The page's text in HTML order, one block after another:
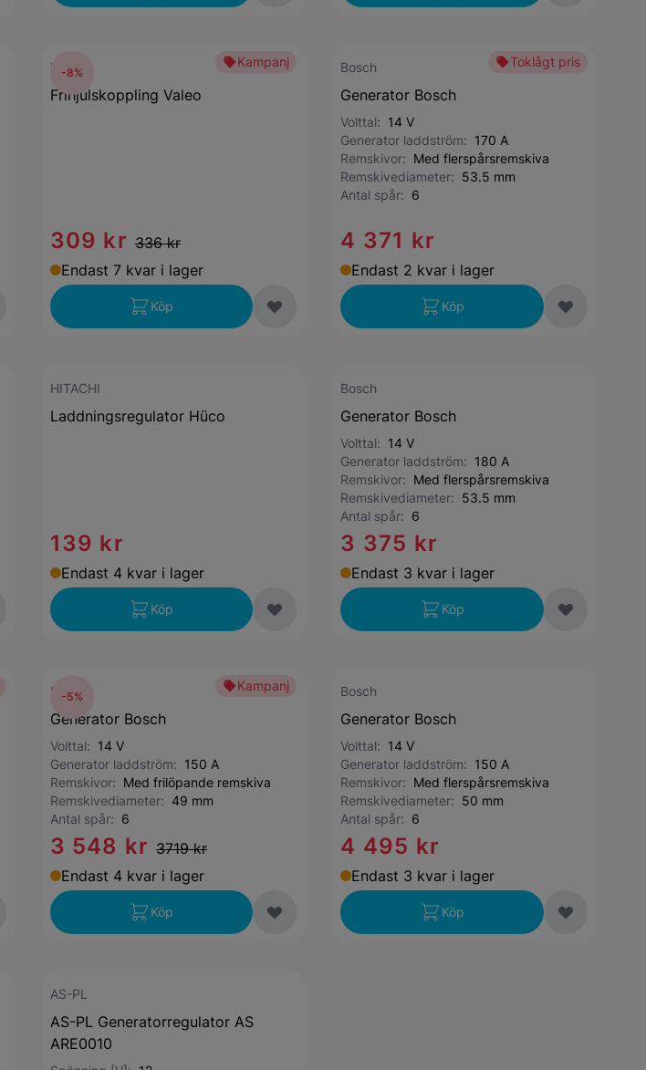
Kampanj
VALEO
Frihjulskoppling Valeo
309 kr 336 kr
-8%
Endast 7 kvar i lager
Köp
Toklågt pris
Bosch
Generator Bosch
Volttal: 14 V
Generator laddström: 170 A
Remskivor: Med flerspårsremskiva
Remskivediameter: 53.5 mm
Antal spår: 6
4 371 kr
Endast 2 kvar i lager
Köp
HITACHI
Laddningsregulator Hüco
139 kr
Endast 4 kvar i lager
Köp
Bosch
Generator Bosch
Volttal: 14 V
Generator laddström: 180 A
Remskivor: Med flerspårsremskiva
Remskivediameter: 53.5 mm
Antal spår: 6
3 375 kr
Endast 3 kvar i lager
Köp
Kampanj
Bosch
Generator Bosch
Volttal: 14 V
Generator laddström: 150 A
Remskivor: Med frilöpande remskiva
Remskivediameter: 49 mm
Antal spår: 6
3 548 kr 3719 kr
-5%
Endast 4 kvar i lager
Köp
Bosch
Generator Bosch
Volttal: 14 V
Generator laddström: 150 A
Remskivor: Med flerspårsremskiva
Remskivediameter: 50 mm
Antal spår: 6
4 495 kr
Endast 3 kvar i lager
Köp
AS-PL
AS-PL Generatorregulator AS
ARE0010